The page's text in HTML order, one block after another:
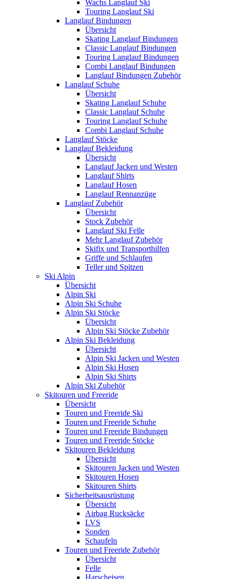
Wachs Langlauf Ski
Touring Langlauf Ski
Langlauf Bindungen
Übersicht
Skating Langlauf Bindungen
Classic Langlauf Bindungen
Touring Langlauf Bindungen
Combi Langlauf Bindungen
Langlauf Bindungen Zubehör
Langlauf Schuhe
Übersicht
Skating Langlauf Schuhe
Classic Langlauf Schuhe
Touring Langlauf Schuhe
Combi Langlauf Schuhe
Langlauf Stöcke
Langlauf Bekleidung
Übersicht
Langlauf Jacken und Westen
Langlauf Shirts
Langlauf Hosen
Langlauf Rennanzüge
Langlauf Zubehör
Übersicht
Stock Zubehör
Langlauf Ski Felle
Mehr Langlauf Zubehör
Skifix und Transporthilfen
Griffe und Schlaufen
Teller und Spitzen
Ski Alpin
Übersicht
Alpin Ski
Alpin Ski Schuhe
Alpin Ski Stöcke
Übersicht
Alpin Ski Stöcke Zubehör
Alpin Ski Bekleidung
Übersicht
Alpin Ski Jacken und Westen
Alpin Ski Hosen
Alpin Ski Shirts
Alpin Ski Zubehör
Skitouren und Freeride
Übersicht
Touren und Freeride Ski
Touren und Freeride Schuhe
Touren und Freeride Bindungen
Touren und Freeride Stöcke
Skitouren Bekleidung
Übersicht
Skitouren Jacken und Westen
Skitouren Hosen
Skitouren Shirts
Sicherheitsausrüstung
Übersicht
Airbag Rucksäcke
LVS
Sonden
Schaufeln
Touren und Freeride Zubehör
Übersicht
Felle
Harscheisen